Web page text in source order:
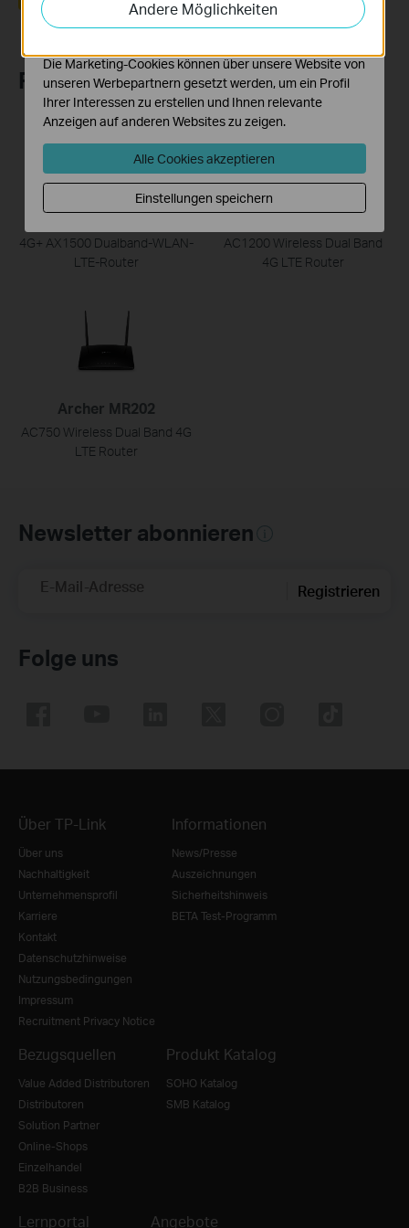
Recommend Products
Archer MX1500
4G+ AX1500 Dualband-WLAN-
LTE-Router
Archer MR402
AC1200 Wireless Dual Band
4G LTE Router
Archer MR202
AC750 Wireless Dual Band 4G
LTE Router
Newsletter abonnieren
E-Mail-Adresse Registrieren
Folge uns
Über TP-Link
Über uns
Nachhaltigkeit
Unternehmensprofil
Karriere
Kontakt
Datenschutzhinweise
Nutzungsbedingungen
Impressum
Recruitment Privacy Notice
Informationen
News/Presse
Auszeichnungen
Sicherheitshinweis
BETA Test-Programm
Bezugsquellen
Value Added Distributoren
Distributoren
Solution Partner
Online-Shops
Einzelhandel
B2B Business
Produkt Katalog
SOHO Katalog
SMB Katalog
Lernportal Angebote
Andere Möglichkeiten
Funktionsweise unserer Website zu verbessern und
Die Marketing-Cookies können über unsere Website von
unseren Werbepartnern gesetzt werden, um ein Profil
Ihrer Interessen zu erstellen und Ihnen relevante
Anzeigen auf anderen Websites zu zeigen.
Alle Cookies akzeptieren
Einstellungen speichern